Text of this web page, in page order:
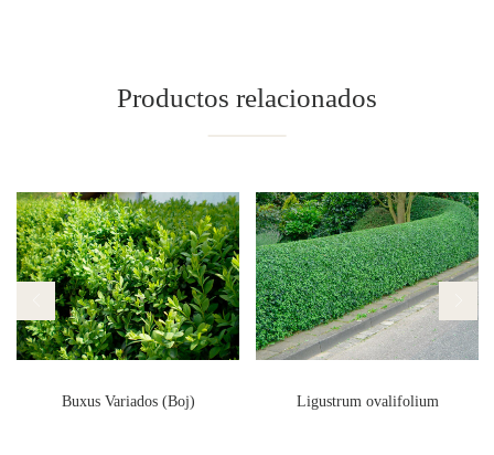
Productos relacionados
Buxus Variados (Boj) Ligustrum ovalifolium